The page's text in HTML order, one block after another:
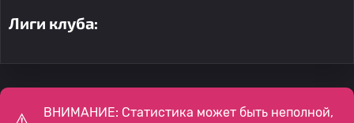
Лиги клуба:
ВНИМАНИЕ: Статистика может быть неполной,